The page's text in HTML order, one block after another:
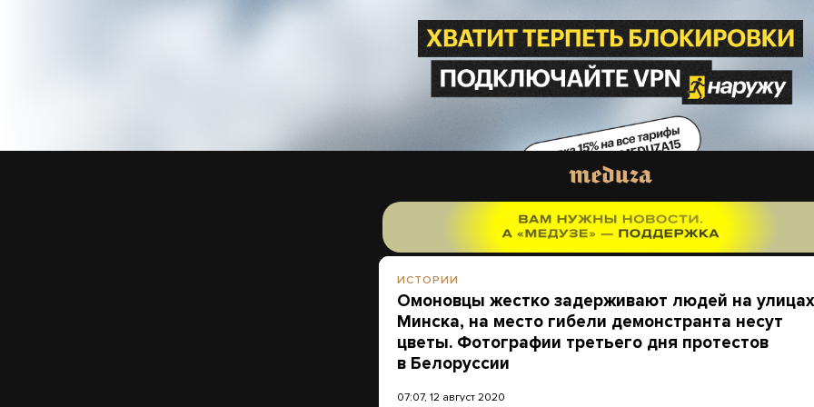
ИСТОРИИ
Омоновцы жестко задерживают людей на улицах
Минска, на место гибели демонстранта несут
цветы. Фотографии третьего дня протестов
в Белоруссии
07:07, 12 август 2020